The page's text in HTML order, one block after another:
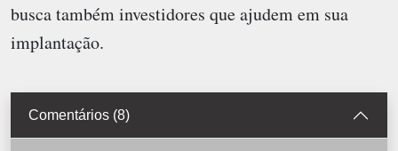
busca também investidores que ajudem em sua
implantação.
Comentários (8)